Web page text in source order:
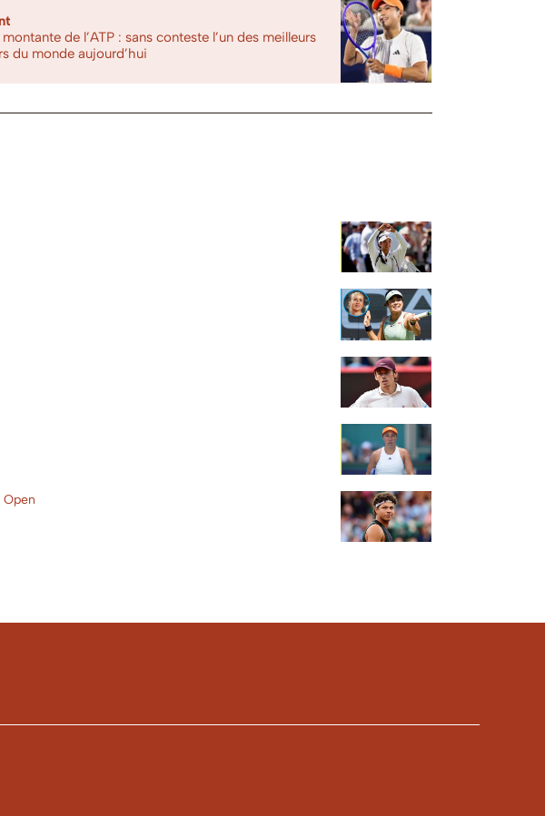
de l’ATP : sans conteste l’un des meilleurs
du monde aujourd’hui